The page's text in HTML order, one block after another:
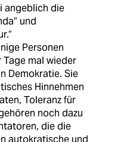
angeblich die
und
Personen
mal wieder
Demokratie. Sie
Hinnehmen
Toleranz für
noch dazu
die die
autokratische und